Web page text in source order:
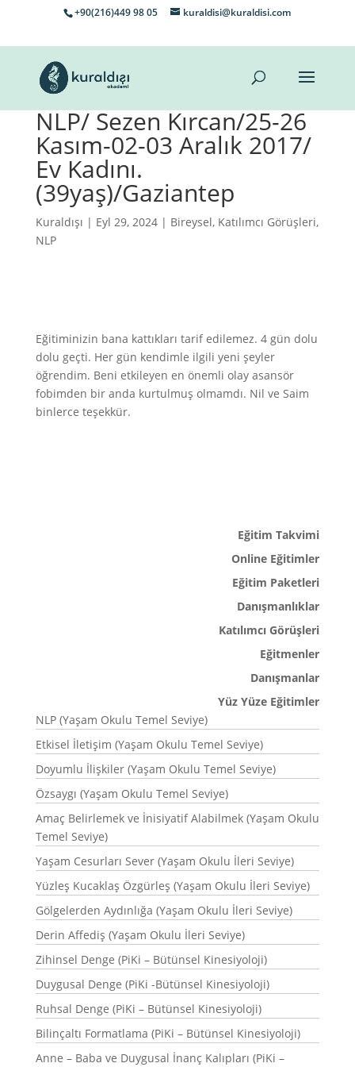
+90(216)449 98 05 kuraldisi@kuraldisi.com
NLP/ Sezen Kırcan/25-26
Kasım-02-03 Aralık 2017/
Ev Kadını.
(39yaş)/Gaziantep
Kuraldışı | Eyl 29, 2024 | Bireysel, Katılımcı Görüşleri,
NLP
Eğitiminizin bana kattıkları tarif edilemez. 4 gün dolu
dolu geçti. Her gün kendimle ilgili yeni şeyler
öğrendim. Beni etkileyen en önemli olay asansör
fobimden bir anda kurtulmuş olmamdı. Nil ve Saim
binlerce teşekkür.
Eğitim Takvimi
Online Eğitimler
Eğitim Paketleri
Danışmanlıklar
Katılımcı Görüşleri
Eğitmenler
Danışmanlar
Yüz Yüze Eğitimler
NLP (Yaşam Okulu Temel Seviye)
Etkisel İletişim (Yaşam Okulu Temel Seviye)
Doyumlu İlişkiler (Yaşam Okulu Temel Seviye)
Özsaygı (Yaşam Okulu Temel Seviye)
Amaç Belirlemek ve İnisiyatif Alabilmek (Yaşam Okulu
Temel Seviye)
Yaşam Cesurları Sever (Yaşam Okulu İleri Seviye)
Yüzleş Kucaklaş Özgürleş (Yaşam Okulu İleri Seviye)
Gölgelerden Aydınlığa (Yaşam Okulu İleri Seviye)
Derin Affediş (Yaşam Okulu İleri Seviye)
Zihinsel Denge (PiKi – Bütünsel Kinesiyoloji)
Duygusal Denge (PiKi -Bütünsel Kinesiyoloji)
Ruhsal Denge (PiKi – Bütünsel Kinesiyoloji)
Bilinçaltı Formatlama (PiKi – Bütünsel Kinesiyoloji)
Anne – Baba ve Duygusal İnanç Kalıpları (PiKi –